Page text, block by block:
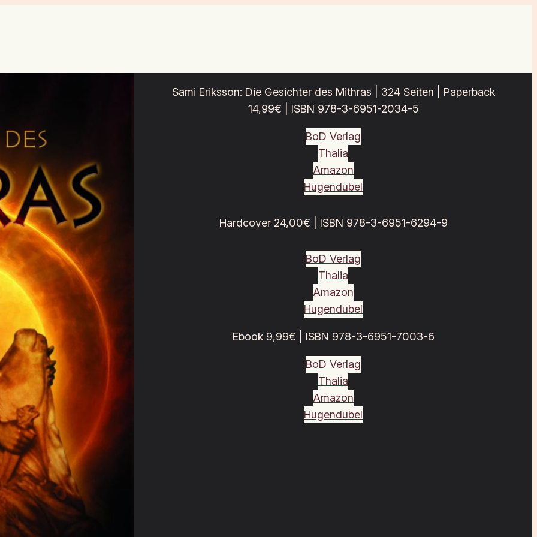
Sami Eriksson: Die Gesichter des Mithras | 324 Seiten | Paperback
14,99€ | ISBN 978-3-6951-2034-5
BoD Verlag
Thalia
Amazon
Hugendubel
Hardcover 24,00€ | ISBN 978-3-6951-6294-9
BoD Verlag
Thalia
Amazon
Hugendubel
Ebook 9,99€ | ISBN 978-3-6951-7003-6
BoD Verlag
Thalia
Amazon
Hugendubel